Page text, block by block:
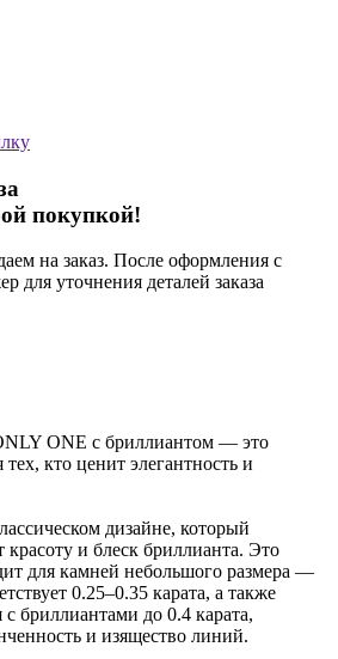
покупкой!
на заказ. После оформления с
для уточнения деталей заказа
ONE с бриллиантом — это
кто ценит элегантность и
дизайне, который
красоту и блеск бриллианта. Это
для камней небольшого размера —
0.25–0.35 карата, а также
с бриллиантами до 0.4 карата,
и изящество линий.